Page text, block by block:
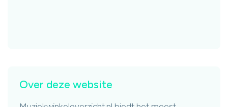
Over deze website